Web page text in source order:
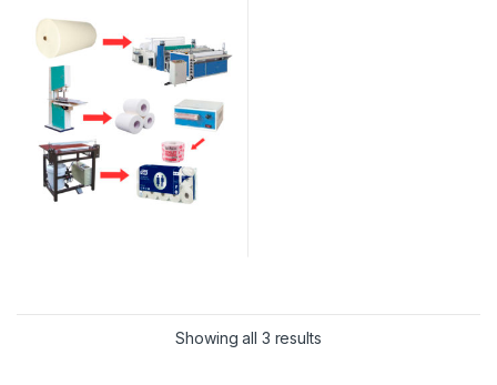
L016
Showing all 3 results